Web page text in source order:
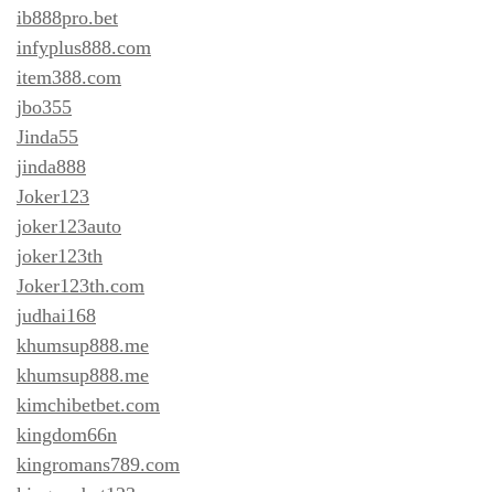
ib888pro.bet
infyplus888.com
item388.com
jbo355
Jinda55
jinda888
Joker123
joker123auto
joker123th
Joker123th.com
judhai168
khumsup888.me
khumsup888.me
kimchibetbet.com
kingdom66n
kingromans789.com